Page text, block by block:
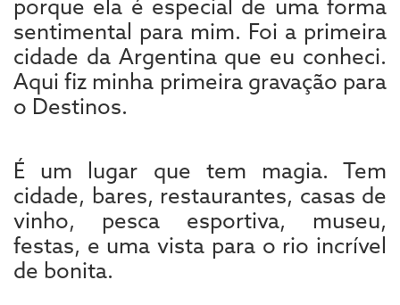
porque ela é especial de uma forma
sentimental para mim. Foi a primeira
cidade da Argentina que eu conheci.
Aqui fiz minha primeira gravação para
o Destinos.
É um lugar que tem magia. Tem
cidade, bares, restaurantes, casas de
vinho, pesca esportiva, museu,
festas, e uma vista para o rio incrível
de bonita.